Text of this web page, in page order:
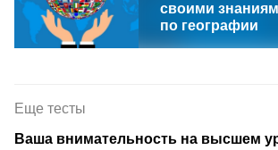
своими
по географии
Еще тесты
Ваша внимательность на высшем